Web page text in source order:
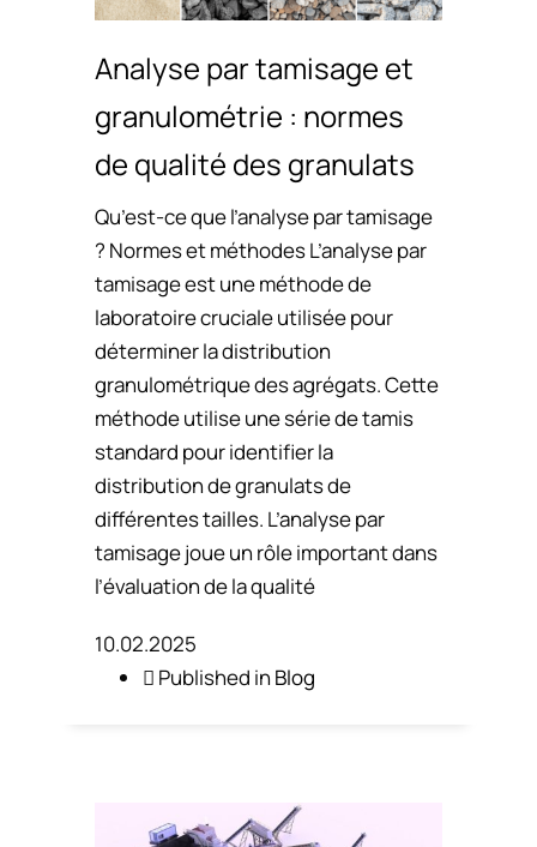
Analyse par tamisage et
granulométrie : normes
de qualité des granulats
Qu’est-ce que l’analyse par tamisage
? Normes et méthodes L’analyse par
tamisage est une méthode de
laboratoire cruciale utilisée pour
déterminer la distribution
granulométrique des agrégats. Cette
méthode utilise une série de tamis
standard pour identifier la
distribution de granulats de
différentes tailles. L’analyse par
tamisage joue un rôle important dans
l’évaluation de la qualité
10.02.2025
Published in Blog